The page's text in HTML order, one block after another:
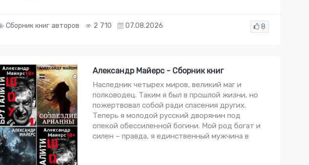
Сборник книг авторов 2 710 07.08.2026 8
Александр Майерс - Сборник книг
Наследник четырех миров, великий маг и
полководец. Таким я был в прошлой жизни, но
пожертвовал собой ради спасения других.
Теперь я молодой русский дворянин под
опекой обессиленной богини. Мой род богат и
силен – правда, я единственный мужчина в